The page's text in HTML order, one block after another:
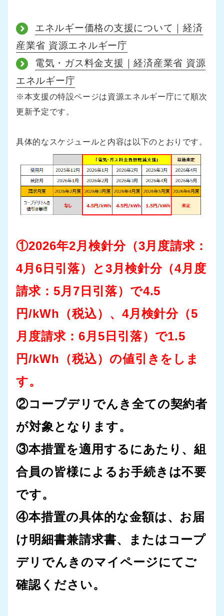
エネルギー価格の支援について｜経済
産業省 資源エネルギー庁
電気・ガス料金支援｜経済産業省 資源
エネルギー庁
※本支援の特設ページは資源エネルギー庁にて順次
更新予定です。
具体的なスケジュールと内容は以下のとおりです。
①2026年2月検針分（3月度請求：
4月6日引落）と3月検針分（4月度
請求：5月7日引落）で4.5
円/kWh（税込）、4月検針分（5
月度請求：6月5日引落）で1.5
円/kWh（税込）の値引きをしま
す。
②コープデリでんき全ての契約者
が対象となります。
③本措置を適用するにあたり、組
合員の皆様によるお手続きは不要
です。
④本措置の具体的な金額は、お届
け明細書兼請求書、またはコープ
デリでんきのマイページにてご
確認ください。